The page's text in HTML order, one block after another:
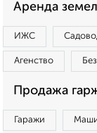
Аренда
ИЖС
Агенство
Продажа
Гаражи